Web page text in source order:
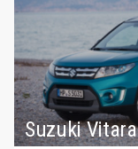
Suzuki Vitara